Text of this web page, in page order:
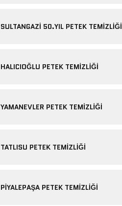
SULTANGAZI 50.YIL PETEK TEMIZLIĞI
HALICIOĞLU PETEK TEMIZLIĞI
YAMANEVLER PETEK TEMIZLIĞI
TATLISU PETEK TEMIZLIĞI
PIYALEPAŞA PETEK TEMIZLIĞI